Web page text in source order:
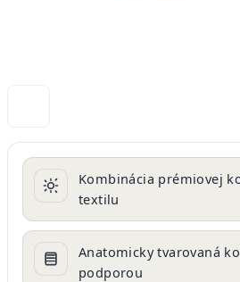
Kombinácia prémiovej
textilu
Anatomicky tvarovaná
podporou